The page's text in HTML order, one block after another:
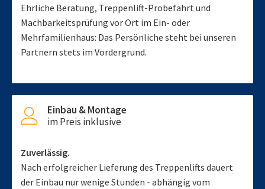
Ehrliche Beratung, Treppenlift-Probefahrt und
Machbarkeitsprüfung vor Ort im Ein- oder
Mehrfamilienhaus: Das Persönliche steht bei unseren
Partnern stets im Vordergrund.
Einbau & Montage
im Preis inklusive
Zuverlässig.
Nach erfolgreicher Lieferung des Treppenlifts dauert
der Einbau nur wenige Stunden - abhängig vom